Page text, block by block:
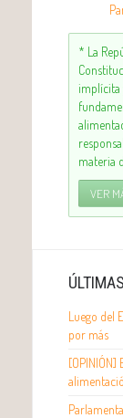
* La
implícita
materia
VER
Luego del
por más
[OPINIÓN]